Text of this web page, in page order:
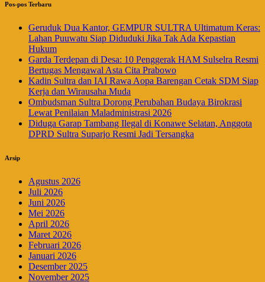
Pos-pos Terbaru
Geruduk Dua Kantor, GEMPUR SULTRA Ultimatum Keras:
Lahan Puuwatu Siap Diduduki Jika Tak Ada Kepastian
Hukum
Garda Terdepan di Desa: 10 Penggerak HAM Sulselra Resmi
Bertugas Mengawal Asta Cita Prabowo
Kadin Sultra dan IAI Rawa Aopa Barengan Cetak SDM Siap
Kerja dan Wirausaha Muda
Ombudsman Sultra Dorong Perubahan Budaya Birokrasi
Lewat Penilaian Maladministrasi 2026
Diduga Garap Tambang Ilegal di Konawe Selatan, Anggota
DPRD Sultra Suparjo Resmi Jadi Tersangka
Arsip
Agustus 2026
Juli 2026
Juni 2026
Mei 2026
April 2026
Maret 2026
Februari 2026
Januari 2026
Desember 2025
November 2025